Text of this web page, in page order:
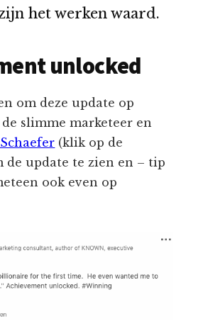
het werken waard.
unlocked
om deze update op
slimme marketeer en
(klik op de
de update te zien en – tip
ook even op